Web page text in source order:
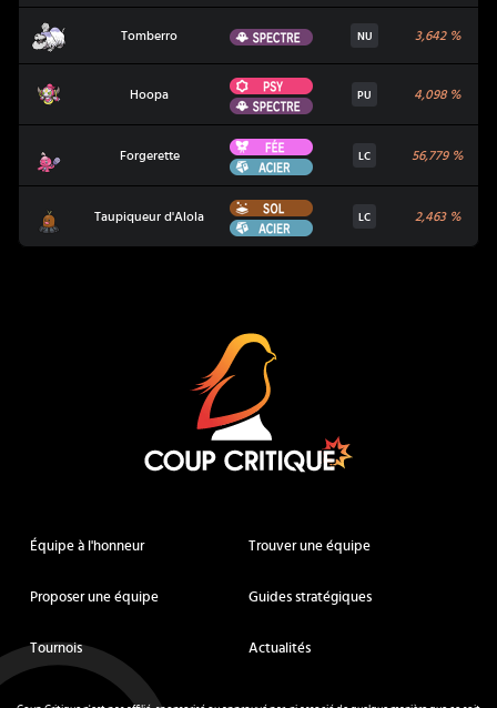
Tomberro Spectre NU 3,642%
Hoopa
Psy
Spectre
PU 4,098%
Forgerette
Fée
Acier
LC 56,779%
Taupiqueur d'Alola
Sol
Acier
LC 2,463%
Équipe à l'honneur Trouver une équipe
Proposer une équipe Guides stratégiques
Tournois Actualités